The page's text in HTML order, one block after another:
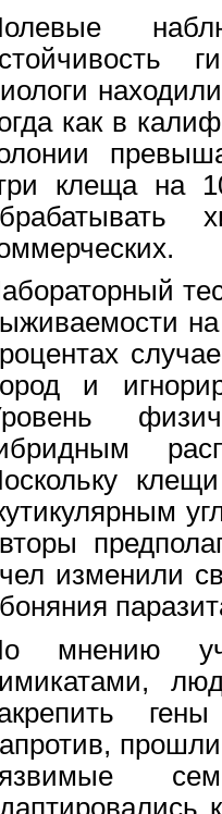
как в
клеща на
и
изменили
мнению